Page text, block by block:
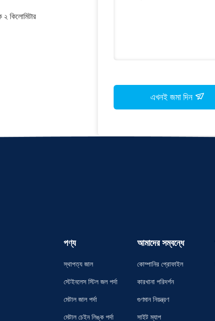
২ কিলোমিটার
এখনই জমা দিন
পণ্য
স্থাপত্য জাল
স্টেইনলেস স্টিল জল পর্দা
মেটাল জাল পর্দা
মেটাল চেইন লিঙ্ক পর্দা
আমাদের সম্বন্ধে
কোম্পানির প্রোফাইল
কারখানা পরিদর্শন
গুণমান নিয়ন্ত্রণ
সাইট ম্যাপ